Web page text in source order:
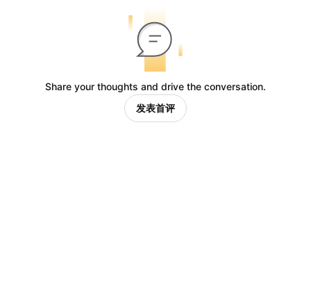
Share your thoughts and drive the conversation.
发表首评